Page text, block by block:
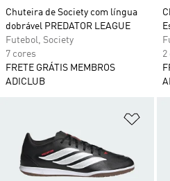
Chuteira de Society com língua
dobrável PREDATOR LEAGUE
Futebol, Society
7 cores
FRETE GRÁTIS MEMBROS
ADICLUB
2